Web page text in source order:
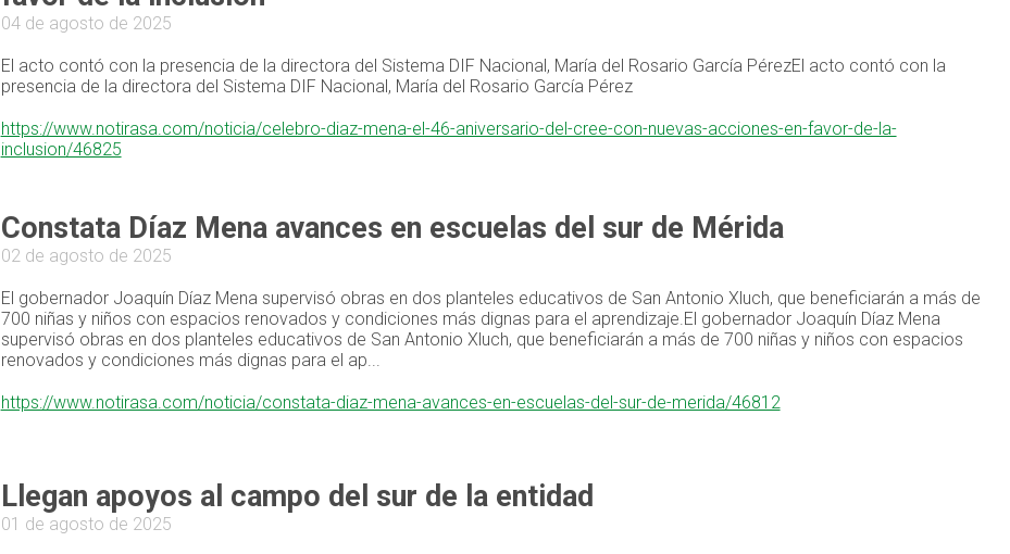
04 de agosto de 2025
El acto contó con la presencia de la directora del Sistema DIF Nacional, María del Rosario García PérezEl acto contó con la
presencia de la directora del Sistema DIF Nacional, María del Rosario García Pérez
https://www.notirasa.com/noticia/celebro-diaz-mena-el-46-aniversario-del-cree-con-nuevas-acciones-en-favor-de-la-
inclusion/46825
Constata Díaz Mena avances en escuelas del sur de Mérida
02 de agosto de 2025
El gobernador Joaquín Díaz Mena supervisó obras en dos planteles educativos de San Antonio Xluch, que beneficiarán a más de
700 niñas y niños con espacios renovados y condiciones más dignas para el aprendizaje.El gobernador Joaquín Díaz Mena
supervisó obras en dos planteles educativos de San Antonio Xluch, que beneficiarán a más de 700 niñas y niños con espacios
renovados y condiciones más dignas para el ap...
https://www.notirasa.com/noticia/constata-diaz-mena-avances-en-escuelas-del-sur-de-merida/46812
Llegan apoyos al campo del sur de la entidad
01 de agosto de 2025